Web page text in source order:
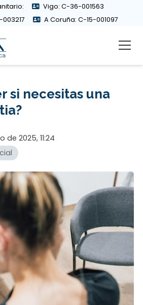
Vigo: C-36-001563
A Coruña: C-15-001097
si necesitas una
de 2025, 11:24